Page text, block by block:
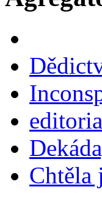
Chtěla